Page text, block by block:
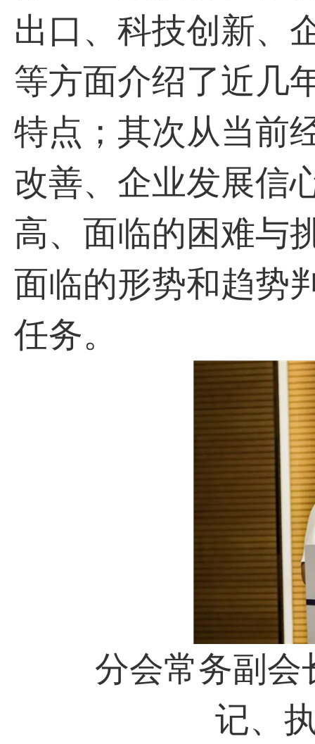
出口、科技创新、
等方面介绍了近几
特点；其次从当前
改善、企业发展信
高、面临的困难与
面临的形势和趋势
任务。
分会常务副会
记、